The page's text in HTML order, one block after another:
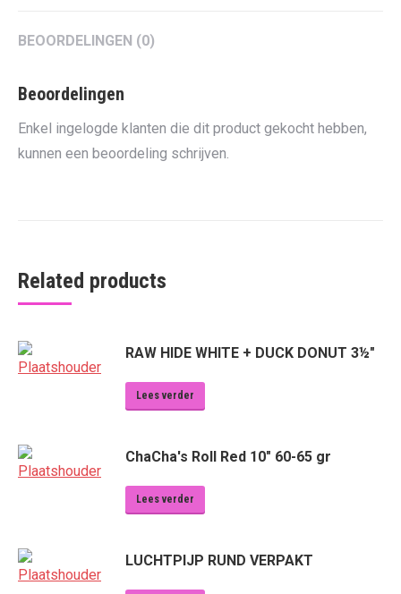
BEOORDELINGEN (0)
Beoordelingen
Enkel ingelogde klanten die dit product gekocht hebben,
kunnen een beoordeling schrijven.
Related products
RAW HIDE WHITE + DUCK DONUT 3½"
Lees verder
ChaCha's Roll Red 10" 60-65 gr
Lees verder
LUCHTPIJP RUND VERPAKT